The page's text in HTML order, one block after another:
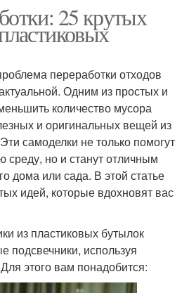
25 крутых
переработки отходов
Одним из простых и
количество мусора
и оригинальных вещей из
самоделки не только помогут
но и станут отличным
дома или сада. В этой статье
идей, которые вдохновят вас
из пластиковых бутылок
подсвечники, используя
этого вам понадобится: